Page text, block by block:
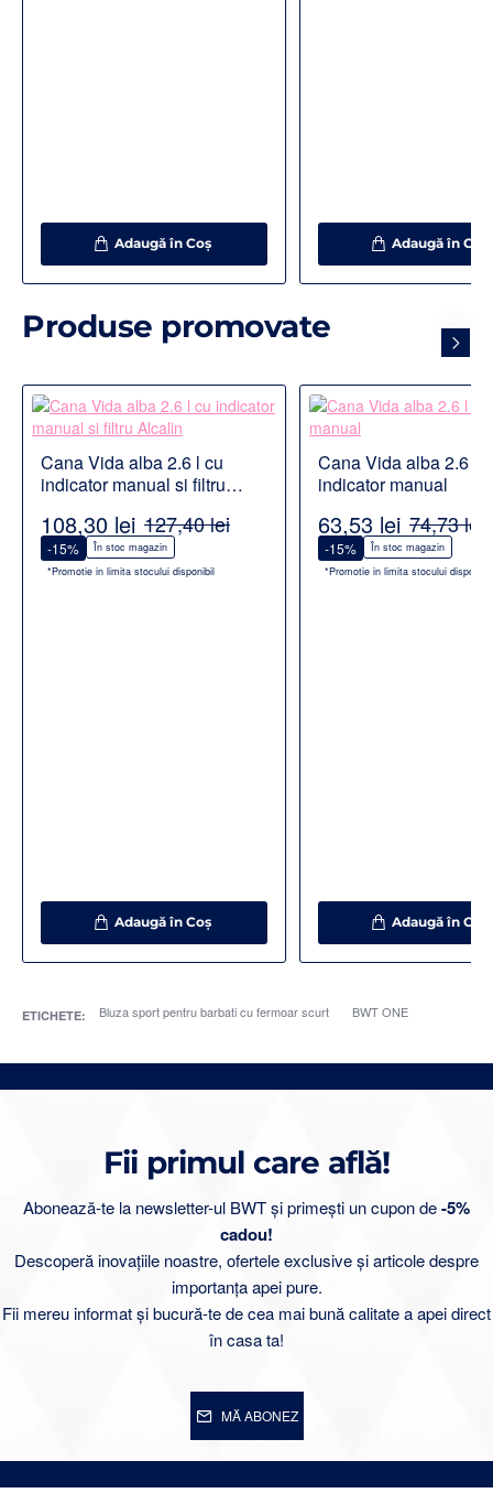
Adaugă în Coş Adaugă în Coş
Produse promovate
Cana Vida alba 2.6 l cu
indicator manual si filtru
În stoc magazin
*Promotie in limita stocului disponibil
-15%
108,30 lei 127,40 lei
Adaugă în Coş
Cana Vida alba 2.6 l
indicator manual
În stoc magazin
*Promotie in limita stocului disponibil
-15%
63,53 lei 74,73 lei
Adaugă în Coş
ETICHETE: Bluza sport pentru barbati cu fermoar scurt BWT ONE
Fii primul care află!
Abonează-te la newsletter-ul BWT și primești un cupon de-5%
cadou!
Descoperă inovațiile noastre, ofertele exclusive și articole despre
importanța apei pure.
Fii mereu informat și bucură-te de cea mai bună calitate a apei direct
în casa ta!
MĂ ABONEZ